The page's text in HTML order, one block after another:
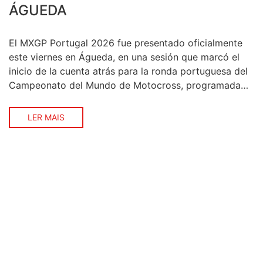
ÁGUEDA
El MXGP Portugal 2026 fue presentado oficialmente
este viernes en Águeda, en una sesión que marcó el
inicio de la cuenta atrás para la ronda portuguesa del
Campeonato del Mundo de Motocross, programada
Internacional de Águeda. La presentación reunió a
varias entidades vinculadas […]
LER MAIS